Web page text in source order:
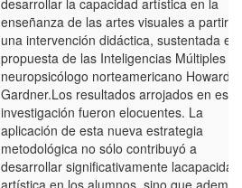
desarrollar la capacidad artística en la
enseñanza de las artes visuales a partir
una intervención didáctica, sustentada en
propuesta de las Inteligencias Múltiples
neuropsicólogo norteamericano Howard
Gardner.Los resultados arrojados en esta
investigación fueron elocuentes. La
aplicación de esta nueva estrategia
metodológica no sólo contribuyó a
desarrollar significativamente lacapacidad
artística en los alumnos, sino que además